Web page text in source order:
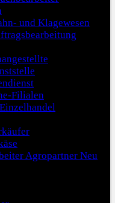
und Klagewesen
Filialen
Agropartner Neu